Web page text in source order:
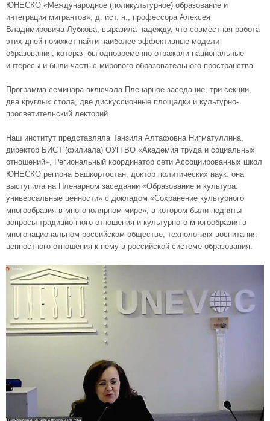
ЮНЕСКО «Международное (поликультурное) образование и
интеграция мигрантов», д. ист. н., профессора Алексея
Владимировича Лубкова, выразила надежду, что совместная работа
этих дней поможет найти наиболее эффективные модели
образования, которая бы одновременно отражали национальные
интересы и были частью мирового образовательного пространства.
Программа семинара включала Пленарное заседание, три секции,
два круглых стола, две дискуссионные площадки и культурно-
просветительский лекторий.
Наш институт представляла Танзиля Алтафовна Нигматуллина,
директор БИСТ (филиала) ОУП ВО «Академия труда и социальных
отношений», Региональный координатор сети Ассоциированных школ
ЮНЕСКО региона Башкортостан, доктор политических наук: она
выступила на Пленарном заседании «Образование и культура:
универсальные ценности» с докладом «Сохранение культурного
многообразия в многополярном мире», в котором были подняты
вопросы традиционного отношения и культурного многообразия в
многонациональном российском обществе, технологиях воспитания
ценностного отношения к нему в российской системе образования.